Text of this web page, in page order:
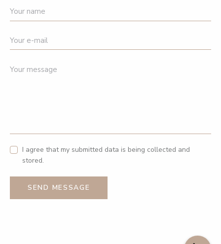
I agree that my submitted data is being collected and
stored.
SEND MESSAGE